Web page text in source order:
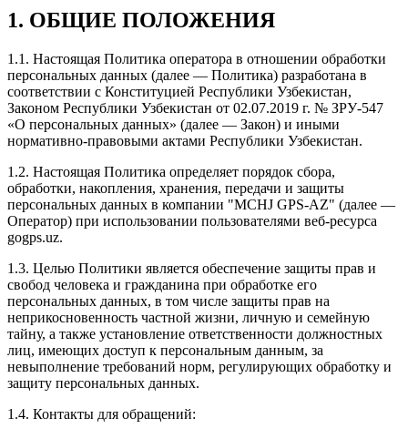
1. ОБЩИЕ ПОЛОЖЕНИЯ
1.1. Настоящая Политика оператора в отношении обработки
персональных данных (далее — Политика) разработана в
соответствии с Конституцией Республики Узбекистан,
Законом Республики Узбекистан от 02.07.2019 г. № ЗРУ-547
«О персональных данных» (далее — Закон) и иными
нормативно-правовыми актами Республики Узбекистан.
1.2. Настоящая Политика определяет порядок сбора,
обработки, накопления, хранения, передачи и защиты
персональных данных в компании "MCHJ GPS-AZ" (далее —
Оператор) при использовании пользователями веб-ресурса
gogps.uz.
1.3. Целью Политики является обеспечение защиты прав и
свобод человека и гражданина при обработке его
персональных данных, в том числе защиты прав на
неприкосновенность частной жизни, личную и семейную
тайну, а также установление ответственности должностных
лиц, имеющих доступ к персональным данным, за
невыполнение требований норм, регулирующих обработку и
защиту персональных данных.
1.4. Контакты для обращений: